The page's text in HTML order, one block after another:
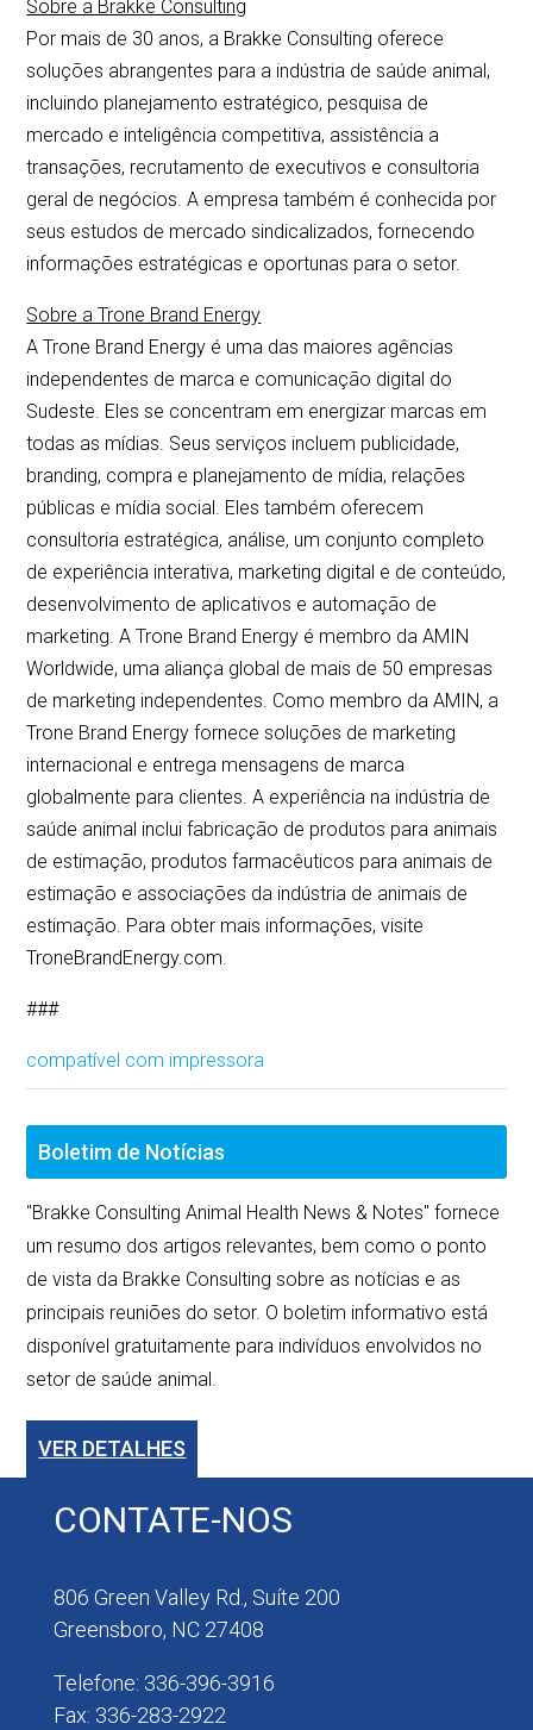
Sobre a Brakke Consulting
Por mais de 30 anos, a Brakke Consulting oferece
soluções abrangentes para a indústria de saúde animal,
incluindo planejamento estratégico, pesquisa de
mercado e inteligência competitiva, assistência a
transações, recrutamento de executivos e consultoria
geral de negócios. A empresa também é conhecida por
seus estudos de mercado sindicalizados, fornecendo
informações estratégicas e oportunas para o setor.
Sobre a Trone Brand Energy
A Trone Brand Energy é uma das maiores agências
independentes de marca e comunicação digital do
Sudeste. Eles se concentram em energizar marcas em
todas as mídias. Seus serviços incluem publicidade,
branding, compra e planejamento de mídia, relações
públicas e mídia social. Eles também oferecem
consultoria estratégica, análise, um conjunto completo
de experiência interativa, marketing digital e de conteúdo,
desenvolvimento de aplicativos e automação de
marketing. A Trone Brand Energy é membro da AMIN
Worldwide, uma aliança global de mais de 50 empresas
de marketing independentes. Como membro da AMIN, a
Trone Brand Energy fornece soluções de marketing
internacional e entrega mensagens de marca
globalmente para clientes. A experiência na indústria de
saúde animal inclui fabricação de produtos para animais
de estimação, produtos farmacêuticos para animais de
estimação e associações da indústria de animais de
estimação. Para obter mais informações, visite
TroneBrandEnergy.com.
###
compatível com impressora
Boletim de Notícias
"Brakke Consulting Animal Health News & Notes" fornece
um resumo dos artigos relevantes, bem como o ponto
de vista da Brakke Consulting sobre as notícias e as
principais reuniões do setor. O boletim informativo está
disponível gratuitamente para indivíduos envolvidos no
setor de saúde animal.
VER DETALHES
CONTATE-NOS
806 Green Valley Rd., Suíte 200
Greensboro, NC 27408
Telefone: 336-396-3916
Fax: 336-283-2922